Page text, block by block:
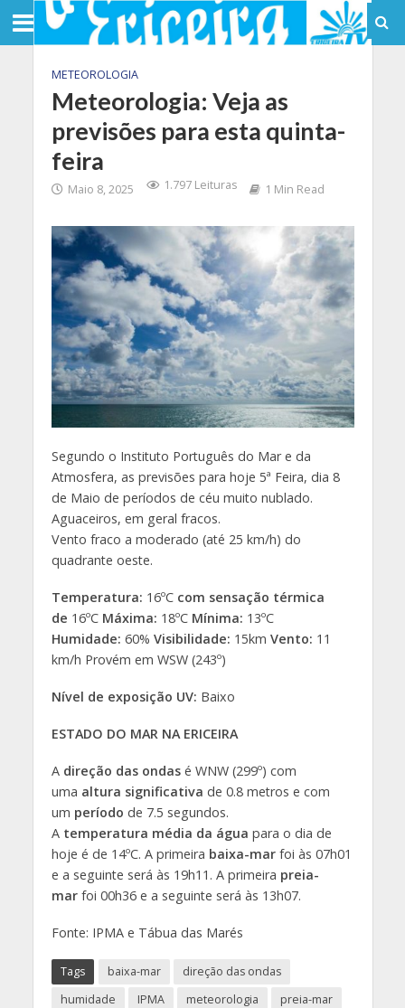
METEOROLOGIA
Meteorologia: Veja as
previsões para esta quinta-
feira
Maio 8, 2025 1.797 Leituras 1 Min Read
Segundo o Instituto Português do Mar e da
Atmosfera, as previsões para hoje 5ª Feira, dia 8
de Maio de períodos de céu muito nublado.
Aguaceiros, em geral fracos.
Vento fraco a moderado (até 25 km/h) do
quadrante oeste.
Temperatura: 16ºCcom sensação térmica
de 16ºC Máxima: 18ºC Mínima: 13ºC
Humidade: 60% Visibilidade: 15km Vento: 11
km/h Provém em WSW (243º)
Nível de exposição UV: Baixo
ESTADO DO MAR NA ERICEIRA
A direção das ondas é WNW (299º) com
uma altura significativa de 0.8 metros e com
um período de 7.5 segundos.
A temperatura média da água para o dia de
hoje é de 14ºC. A primeira baixa-mar foi às 07h01
e a seguinte será às 19h11. A primeira preia-
marfoi 00h36 e a seguinte será às 13h07.
Fonte: IPMA e Tábua das Marés
Tags baixa-mar
direção das ondas
humidade
IPMA meteorologia
preia-mar